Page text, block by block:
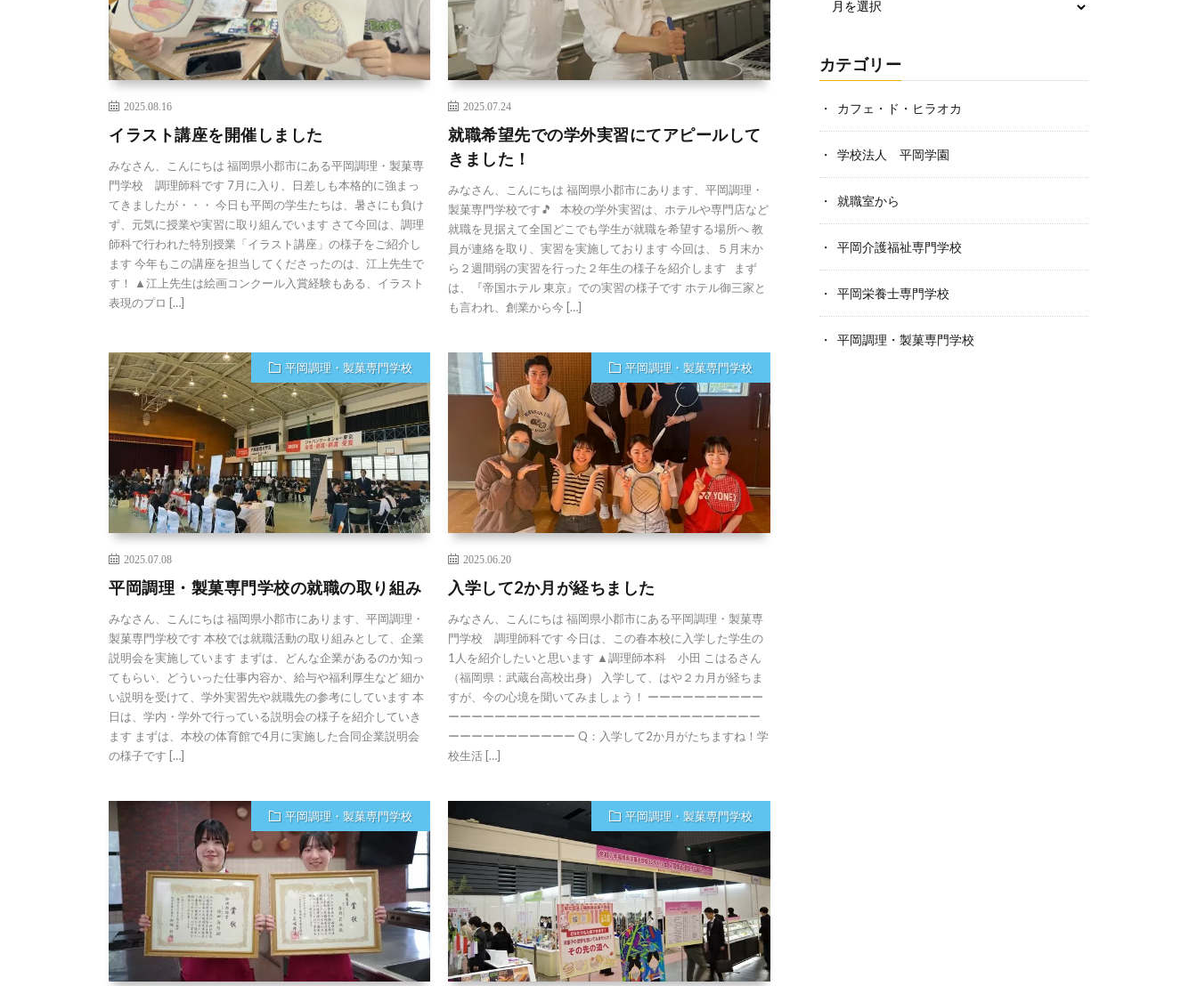
2025.08.16
イラスト講座を開催しました
みなさん、こんにちは 福岡県小郡市にある平岡調理・製菓専
門学校 調理師科です 7月に入り、日差しも本格的に強まっ
てきましたが・・・ 今日も平岡の学生たちは、暑さにも負け
ず、元気に授業や実習に取り組んでいます さて今回は、調理
師科で行われた特別授業「イラスト講座」の様子をご紹介し
ます 今年もこの講座を担当してくださったのは、江上先生で
す！ ▲江上先生は絵画コンクール入賞経験もある、イラスト
表現のプロ […]
2025.07.24
就職希望先での学外実習にてアピールして
きました！
みなさん、こんにちは 福岡県小郡市にあります、平岡調理・
製菓専門学校です🎵 本校の学外実習は、ホテルや専門店など
就職を見据えて全国どこでも学生が就職を希望する場所へ 教
員が連絡を取り、実習を実施しております 今回は、５月末か
ら２週間弱の実習を行った２年生の様子を紹介します まず
は、『帝国ホテル 東京』での実習の様子です ホテル御三家と
も言われ、創業から今 […]
平岡調理・製菓専門学校
2025.07.08
平岡調理・製菓専門学校の就職の取り組み
みなさん、こんにちは 福岡県小郡市にあります、平岡調理・
製菓専門学校です 本校では就職活動の取り組みとして、企業
説明会を実施しています まずは、どんな企業があるのか知っ
てもらい、どういった仕事内容か、給与や福利厚生など 細か
い説明を受けて、学外実習先や就職先の参考にしています 本
日は、学内・学外で行っている説明会の様子を紹介していき
ます まずは、本校の体育館で4月に実施した合同企業説明会
の様子です […]
平岡調理・製菓専門学校
2025.06.20
入学して2か月が経ちました
みなさん、こんにちは 福岡県小郡市にある平岡調理・製菓専
門学校 調理師科です 今日は、この春本校に入学した学生の
1人を紹介したいと思います ▲調理師本科 小田 こはるさん
（福岡県：武蔵台高校出身） 入学して、はや２カ月が経ちま
すが、今の心境を聞いてみましょう！ ーーーーーーーーーー
ーーーーーーーーーーーーーーーーーーーーーーーーーーー
ーーーーーーーーーーー Q：入学して2か月がたちますね！学
校生活 […]
平岡調理・製菓専門学校 平岡調理・製菓専門学校
カテゴリー
カフェ・ド・ヒラオカ
学校法人 平岡学園
就職室から
平岡介護福祉専門学校
平岡栄養士専門学校
平岡調理・製菓専門学校